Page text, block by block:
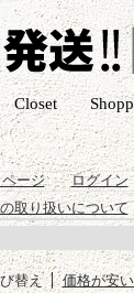
Closet
ージ ログイン
取り扱いについて
替え 価格が安